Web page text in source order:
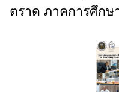
ตราด ภาคการศึกษ